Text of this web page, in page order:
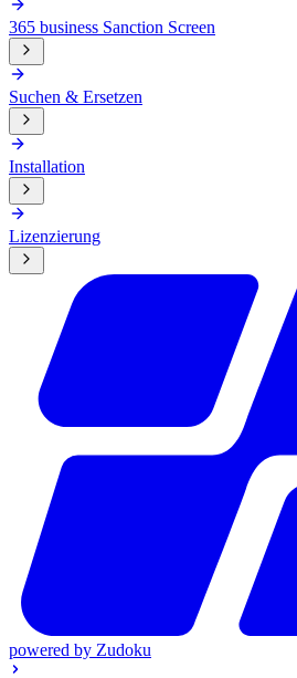
365 business Sanction Screen
Suchen & Ersetzen
Installation
Lizenzierung
powered by Zudoku